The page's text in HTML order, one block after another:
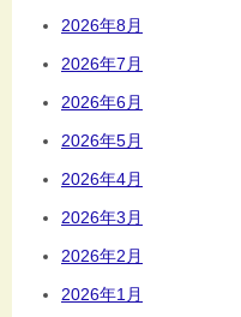
2026年8月
2026年7月
2026年6月
2026年5月
2026年4月
2026年3月
2026年2月
2026年1月